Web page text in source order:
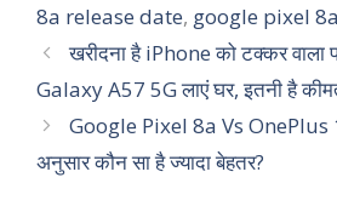
8a release date, google pixel
खरीदना है iPhone को टक्कर
Galaxy A57 5G लाएं घर, इतनी है
Google Pixel 8a Vs OnePlus
अनुसार कौन सा है ज्यादा बेहतर?